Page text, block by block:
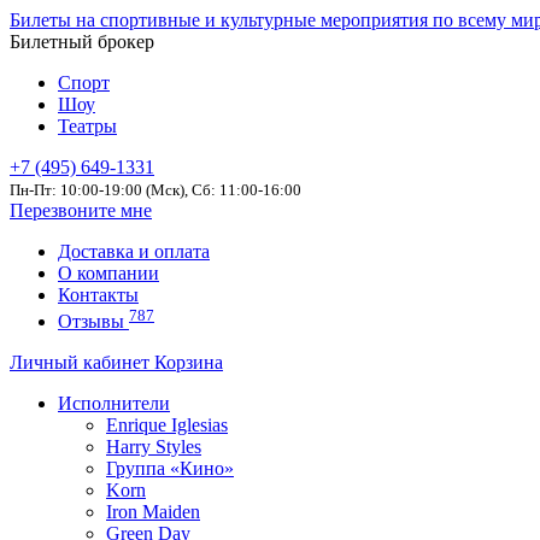
Билеты на спортивные и культурные мероприятия по всему
Билетный брокер
Спорт
Шоу
Театры
+7 (495) 649-1331
Пн-Пт: 10:00-19:00 (Мск), Сб: 11:00-16:00
Перезвоните мне
Доставка и оплата
О компании
Контакты
Отзывы 787
Личный кабинет Корзина
Исполнители
Enrique Iglesias
Harry Styles
Группа «Кино»
Korn
Iron Maiden
Green Day